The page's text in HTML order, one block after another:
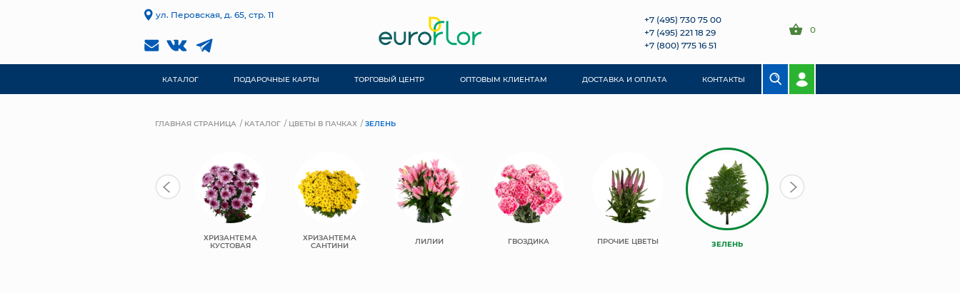
ул. Перовская, д. 65, стр. 11
+7 (495) 730 75 00
+7 (495) 221 18 29
+7 (800) 775 16 51
0
КАТАЛОГ ПОДАРОЧНЫЕ КАРТЫ ТОРГОВЫЙ ЦЕНТР ОПТОВЫМ КЛИЕНТАМ ДОСТАВКА И ОПЛАТА КОНТАКТЫ
ГЛАВНАЯ СТРАНИЦА КАТАЛОГ ЦВЕТЫ В ПАЧКАХ ЗЕЛЕНЬ
ХРИЗАНТЕМА
КУСТОВАЯ
ХРИЗАНТЕМА
САНТИНИ ЛИЛИИ ГВОЗДИКА ПРОЧИЕ ЦВЕТЫ ЗЕЛЕНЬ